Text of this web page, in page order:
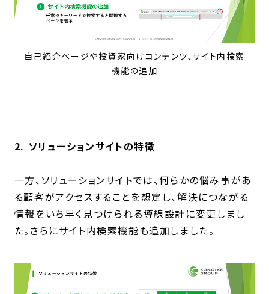
自己紹介ページや投資家向けコンテンツ、サイト内検索
機能の追加
2. ソリューションサイトの特徴
一方、ソリューションサイトでは、何らかの悩み事があ
る顧客がアクセスすることを想定し、解決につながる
情報をいち早く見つけられる導線設計に変更しまし
た。さらにサイト内検索機能も追加しました。